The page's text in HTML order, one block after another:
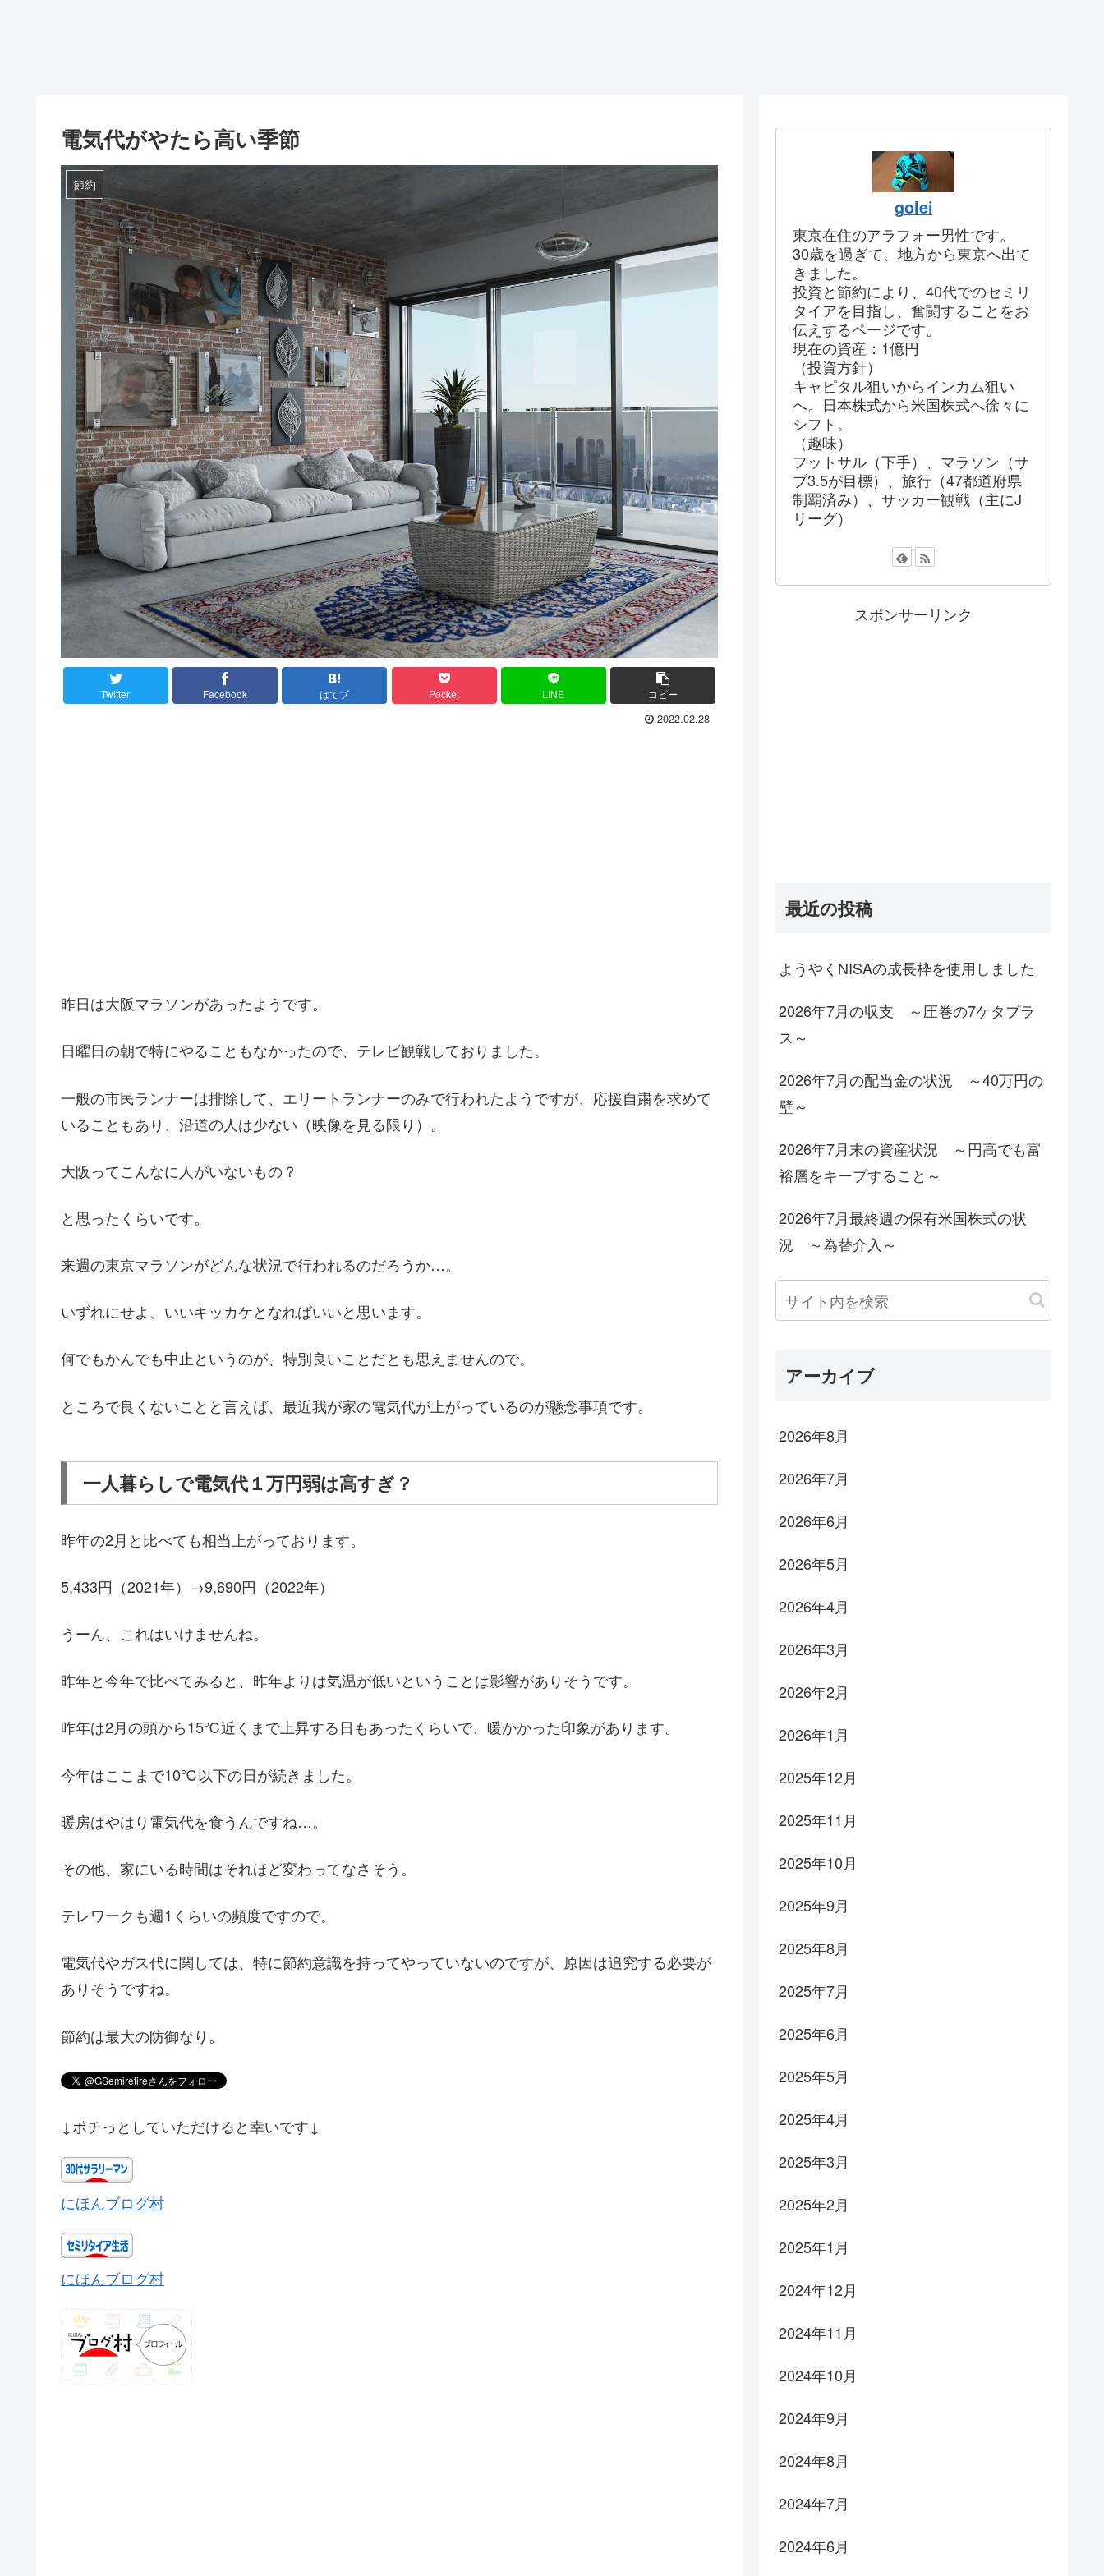
電気代がやたら高い季節
節約
Twitter Facebook はてブ Pocket LINE コピー
2022.02.28
昨日は大阪マラソンがあったようです。
日曜日の朝で特にやることもなかったので、テレビ観戦しておりました。
一般の市民ランナーは排除して、エリートランナーのみで行われたようですが、応援自粛を求めて
いることもあり、沿道の人は少ない（映像を見る限り）。
大阪ってこんなに人がいないもの？
と思ったくらいです。
来週の東京マラソンがどんな状況で行われるのだろうか…。
いずれにせよ、いいキッカケとなればいいと思います。
何でもかんでも中止というのが、特別良いことだとも思えませんので。
ところで良くないことと言えば、最近我が家の電気代が上がっているのが懸念事項です。
一人暮らしで電気代１万円弱は高すぎ？
昨年の2月と比べても相当上がっております。
5,433円（2021年）→9,690円（2022年）
うーん、これはいけませんね。
昨年と今年で比べてみると、昨年よりは気温が低いということは影響がありそうです。
昨年は2月の頭から15℃近くまで上昇する日もあったくらいで、暖かかった印象があります。
今年はここまで10℃以下の日が続きました。
暖房はやはり電気代を食うんですね…。
その他、家にいる時間はそれほど変わってなさそう。
テレワークも週1くらいの頻度ですので。
電気代やガス代に関しては、特に節約意識を持ってやっていないのですが、原因は追究する必要が
ありそうですね。
節約は最大の防御なり。
↓ポチっとしていただけると幸いです↓
にほんブログ村
にほんブログ村
golei
東京在住のアラフォー男性です。
30歳を過ぎて、地方から東京へ出て
きました。
投資と節約により、40代でのセミリ
タイアを目指し、奮闘することをお
伝えするページです。
現在の資産：1億円
（投資方針）
キャピタル狙いからインカム狙い
へ。日本株式から米国株式へ徐々に
シフト。
（趣味）
フットサル（下手）、マラソン（サ
ブ3.5が目標）、旅行（47都道府県
制覇済み）、サッカー観戦（主にJ
リーグ）
スポンサーリンク
最近の投稿
ようやくNISAの成長枠を使用しました
2026年7月の収支 ～圧巻の7ケタプラ
ス～
2026年7月の配当金の状況 ～40万円の
壁～
2026年7月末の資産状況 ～円高でも富
裕層をキープすること～
2026年7月最終週の保有米国株式の状
況 ～為替介入～
アーカイブ
2026年8月
2026年7月
2026年6月
2026年5月
2026年4月
2026年3月
2026年2月
2026年1月
2025年12月
2025年11月
2025年10月
2025年9月
2025年8月
2025年7月
2025年6月
2025年5月
2025年4月
2025年3月
2025年2月
2025年1月
2024年12月
2024年11月
2024年10月
2024年9月
2024年8月
2024年7月
2024年6月